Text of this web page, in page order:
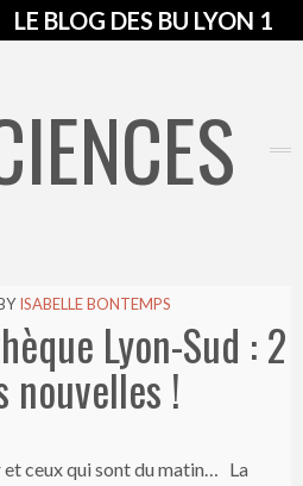
LE BLOG DES BU LYON 1
ISABELLE BONTEMPS
Lyon-Sud : 2
nouvelles !
et ceux qui sont du matin… La